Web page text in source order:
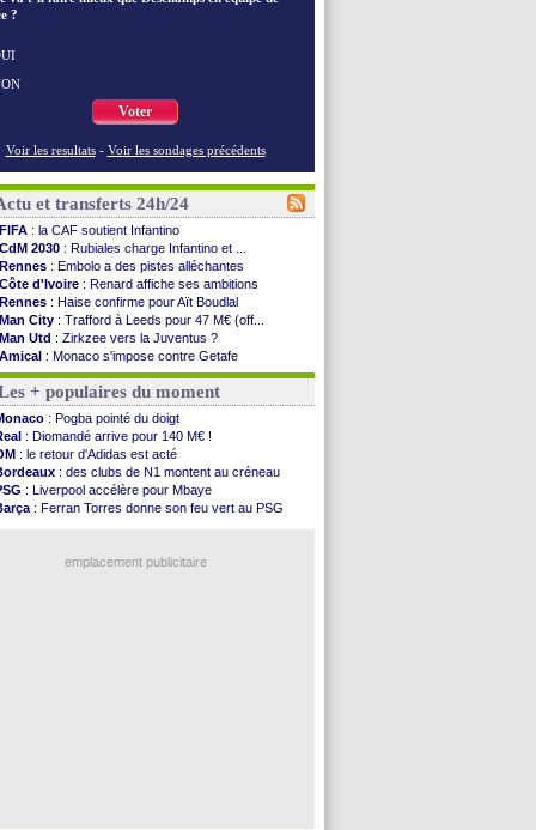
?
Voter
Voir les resultats - Voir les sondages précédents
et transferts 24h/24
FIFA : la CAF soutient Infantino
CdM 2030 : Rubiales charge Infantino et ...
Rennes : Embolo a des pistes alléchantes
Côte d'Ivoire : Renard affiche ses ambitions
Rennes : Haise confirme pour Aït Boudlal
Man City : Trafford à Leeds pour 47 M€ (off...
Man Utd : Zirkzee vers la Juventus ?
Amical : Monaco s'impose contre Getafe
Nantes: Der Zakarian et sa relation avec Kita
OM: le club prêt à libérer Kondogbia ?
Monaco: le message touchant d'Akliouche
FIFA: Tebas en remet une couche
FIFA : l'UEFA maintient la pression
PSG: Tebas encense Luis Enrique
Real: Vinicius jusqu'en 2032 (officiel)
Lyon: Mangala va rejoindre Getafe
OM: une offre refusée pour Aguerd
: Akliouche a signé (officiel)
+ populaires du moment
: Pogba pointé du doigt
: Diomandé arrive pour 140 M€ !
: le retour d'Adidas est acté
: des clubs de N1 montent au créneau
: Liverpool accélère pour Mbaye
: Ferran Torres donne son feu vert au PSG
emplacement publicitaire